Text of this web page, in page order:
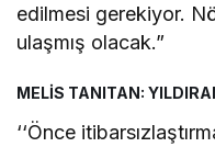
edilmesi gerekiyor.
ulaşmış olacak.”
MELİS TANITAN:
‘‘Önce